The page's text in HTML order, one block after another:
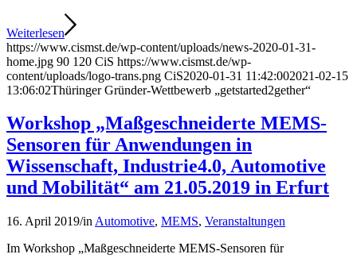
Weiterlesen
https://www.cismst.de/wp-content/uploads/news-2020-01-31-
home.jpg 90 120 CiS https://www.cismst.de/wp-
content/uploads/logo-trans.png CiS2020-01-31 11:42:002021-02-15
13:06:02Thüringer Gründer-Wettbewerb „getstarted2gether“
Workshop „Maßgeschneiderte MEMS-
Sensoren für Anwendungen in
Wissenschaft, Industrie4.0, Automotive
und Mobilität“ am 21.05.2019 in Erfurt
16. April 2019/in Automotive, MEMS, Veranstaltungen
Im Workshop „Maßgeschneiderte MEMS-Sensoren für